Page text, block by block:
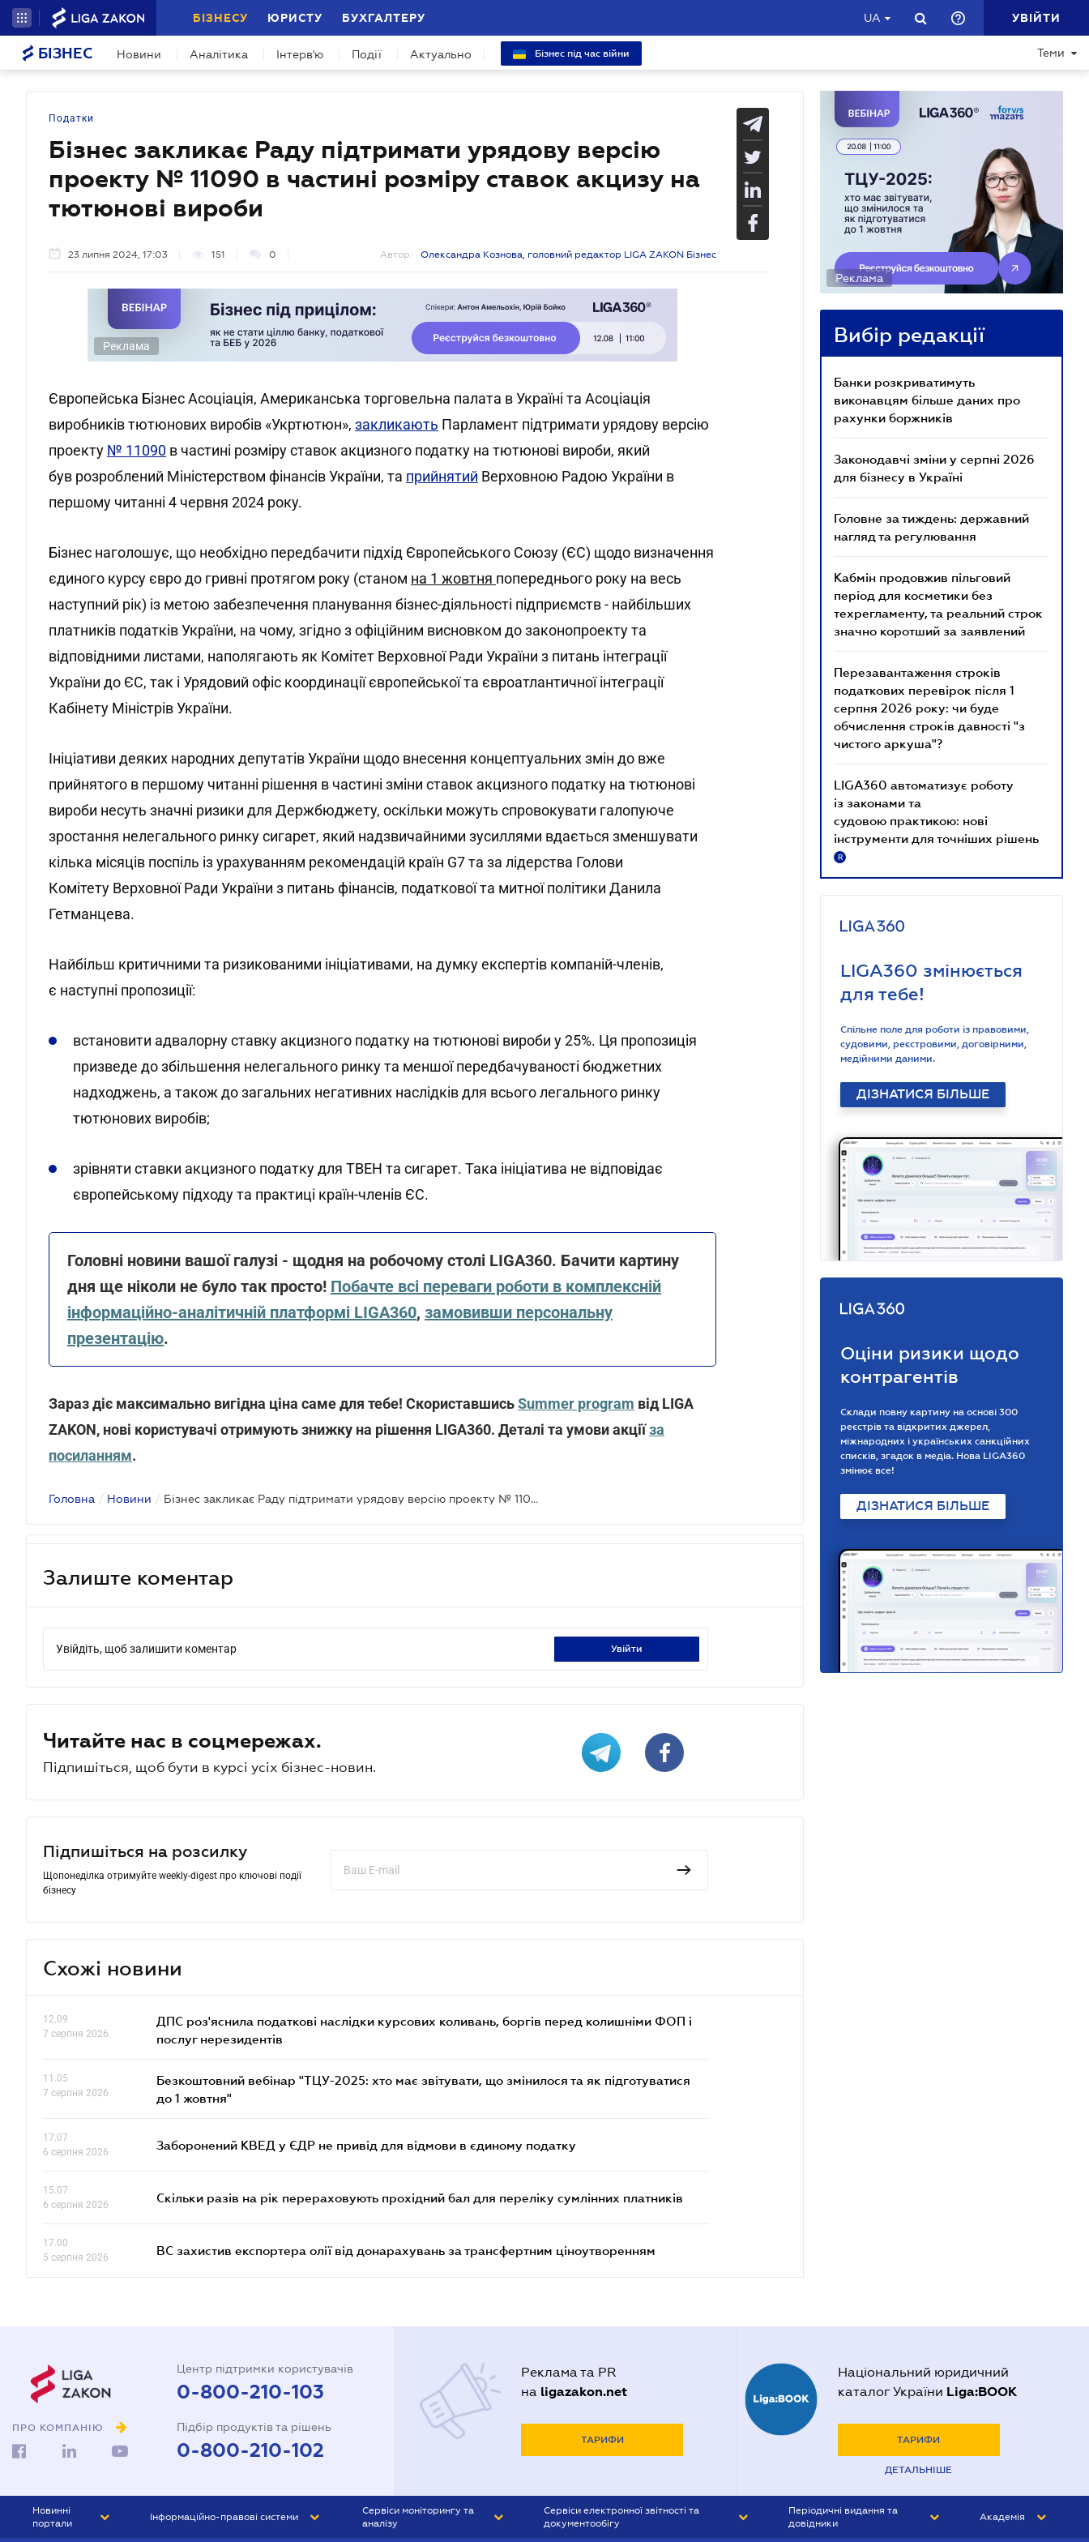
БІЗНЕСУ ЮРИСТУ БУХГАЛТЕРУ UA УВІЙТИ
БІЗНЕС Новини Аналітика Інтерв'ю Події Актуально Бізнес під час війни Теми
Податки
Бізнес закликає Раду підтримати урядову версію
проекту № 11090 в частині розміру ставок акцизу на
тютюнові вироби
23 липня 2024, 17:03 151 0 Автор: Олександра Кознова, головний редактор LIGA ZAKON Бізнес
Реклама
Європейська Бізнес Асоціація, Американська торговельна палата в Україні та Асоціація
виробників тютюнових виробів «Укртютюн», закликають Парламент підтримати урядову версію
проекту № 11090 в частині розміру ставок акцизного податку на тютюнові вироби, який
був розроблений Міністерством фінансів України, та прийнятий Верховною Радою України в
першому читанні 4 червня 2024 року.
Бізнес наголошує, що необхідно передбачити підхід Європейського Союзу (ЄС) щодо визначення
єдиного курсу євро до гривні протягом року (станом на 1 жовтня попереднього року на весь
наступний рік) із метою забезпечення планування бізнес-діяльності підприємств - найбільших
платників податків України, на чому, згідно з офіційним висновком до законопроекту та
відповідними листами, наполягають як Комітет Верховної Ради України з питань інтеграції
України до ЄС, так і Урядовий офіс координації європейської та євроатлантичної інтеграції
Кабінету Міністрів України.
Ініціативи деяких народних депутатів України щодо внесення концептуальних змін до вже
прийнятого в першому читанні рішення в частині зміни ставок акцизного податку на тютюнові
вироби несуть значні ризики для Держбюджету, оскільки можуть спровокувати галопуюче
зростання нелегального ринку сигарет, який надзвичайними зусиллями вдається зменшувати
кілька місяців поспіль із урахуванням рекомендацій країн G7 та за лідерства Голови
Комітету Верховної Ради України з питань фінансів, податкової та митної політики Данила
Гетманцева.
Найбільш критичними та ризикованими ініціативами, на думку експертів компаній-членів,
є наступні пропозиції:
встановити адвалорну ставку акцизного податку на тютюнові вироби у 25%. Ця пропозиція
призведе до збільшення нелегального ринку та меншої передбачуваності бюджетних
надходжень, а також до загальних негативних наслідків для всього легального ринку
тютюнових виробів;
зрівняти ставки акцизного податку для ТВЕН та сигарет. Така ініціатива не відповідає
європейському підходу та практиці країн-членів ЄС.
Головні новини вашої галузі - щодня на робочому столі LIGA360. Бачити картину
дня ще ніколи не було так просто! Побачте всі переваги роботи в комплексній
інформаційно-аналітичній платформі LIGA360, замовивши персональну
презентацію.
Зараз діє максимально вигідна ціна саме для тебе! СкориставшисьSummer program від LIGA
ZAKON, нові користувачі отримують знижку на рішення LIGA360. Деталі та умови акціїза
посиланням.
Головна / Новини / Бізнес закликає Раду підтримати урядову версію проекту № 11090 в частині розміру ставок акцизу на тютюнові вироби
Залиште коментар
Увійдіть, щоб залишити коментар увійти
Читайте нас в соцмережах.
Підпишіться, щоб бути в курсі усіх бізнес-новин.
Підпишіться на розсилку
Щопонеділка отримуйте weekly-digest про ключові події
бізнесу
Схожі новини
12.09
7 серпня 2026
ДПС роз'яснила податкові наслідки курсових коливань, боргів перед колишніми ФОП і
послуг нерезидентів
11.05
7 серпня 2026
Безкоштовний вебінар "ТЦУ-2025: хто має звітувати, що змінилося та як підготуватися
до 1 жовтня"
17.07
6 серпня 2026
Заборонений КВЕД у ЄДР не привід для відмови в єдиному податку
15.07
6 серпня 2026
Скільки разів на рік перераховують прохідний бал для переліку сумлінних платників
17.00
5 серпня 2026
ВС захистив експортера олії від донарахувань за трансфертним ціноутворенням
Реклама
Вибір редакції
Банки розкриватимуть
виконавцям більше даних про
рахунки боржників
Законодавчі зміни у серпні 2026
для бізнесу в Україні
Головне за тиждень: державний
нагляд та регулювання
Кабмін продовжив пільговий
період для косметики без
техрегламенту, та реальний строк
значно коротший за заявлений
Перезавантаження строків
податкових перевірок після 1
серпня 2026 року: чи буде
обчислення строків давності "з
чистого аркуша"?
LIGA360 автоматизує роботу
із законами та
судовою практикою: нові
інструменти для точніших рішень
R
LIGA360 змінюється
для тебе!
Спільне поле для роботи із правовими,
судовими, реєстровими, договірними,
медійними даними.
ДІЗНАТИСЯ БІЛЬШЕ
Оціни ризики щодо
контрагентів
Склади повну картину на основі 300
реєстрів та відкритих джерел,
міжнародних і українських санкційних
списків, згадок в медіа. Нова LIGA360
змінює все!
ДІЗНАТИСЯ БІЛЬШЕ
ПРО КОМПАНІЮ
Центр підтримки користувачів
0-800-210-103
Підбір продуктів та рішень
0-800-210-102
Реклама та PR
на ligazakon.net
ТАРИФИ
Національний юридичний
каталог України Liga:BOOK
ТАРИФИ
ДЕТАЛЬНІШЕ
Новинні
портали
Інформаційно-правові системи
Сервіси моніторингу та
аналізу
Сервіси електронної звітності та
документообігу
Періодичні видання та
довідники
Академія